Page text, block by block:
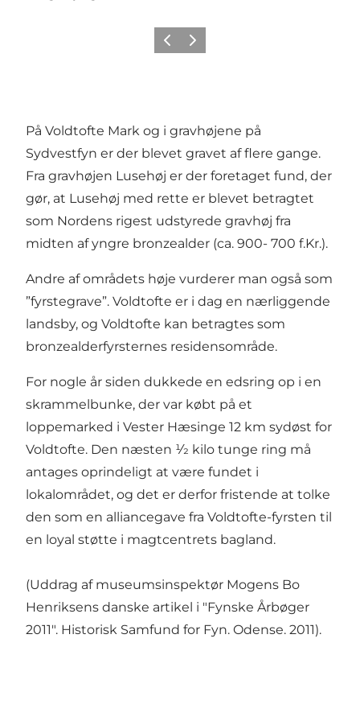
ForrigeNæste
På Voldtofte Mark og i gravhøjene på
Sydvestfyn er der blevet gravet af flere gange.
Fra gravhøjen Lusehøj er der foretaget fund, der
gør, at Lusehøj med rette er blevet betragtet
som Nordens rigest udstyrede gravhøj fra
midten af yngre bronzealder (ca. 900- 700 f.Kr.).
Andre af områdets høje vurderer man også som
”fyrstegrave”. Voldtofte er i dag en nærliggende
landsby, og Voldtofte kan betragtes som
bronzealderfyrsternes residensområde.
For nogle år siden dukkede en edsring op i en
skrammelbunke, der var købt på et
loppemarked i Vester Hæsinge 12 km sydøst for
Voldtofte. Den næsten 1⁄2 kilo tunge ring må
antages oprindeligt at være fundet i
lokalområdet, og det er derfor fristende at tolke
den som en alliancegave fra Voldtofte-fyrsten til
en loyal støtte i magtcentrets bagland.
(Uddrag af museumsinspektør Mogens Bo
Henriksens danske artikel i "Fynske Årbøger
2011". Historisk Samfund for Fyn. Odense. 2011).